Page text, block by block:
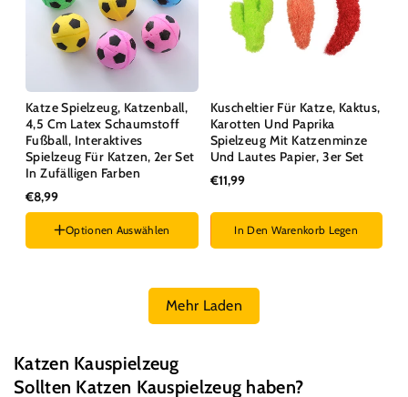
Katze Spielzeug, Katzenball,
4,5 Cm Latex Schaumstoff
Fußball, Interaktives
Spielzeug Für Katzen, 2er Set
In Zufälligen Farben
€8,99
Menge :2 Stücke (Zufällige
Optionen Auswählen
Kuscheltier Für Katze, Kaktus,
Karotten Und Paprika
Spielzeug Mit Katzenminze
Und Lautes Papier, 3er Set
€11,99
In Den Warenkorb Legen
Mehr Laden
K
a
Katzen Kauspielzeug
Sollten Katzen Kauspielzeug haben?